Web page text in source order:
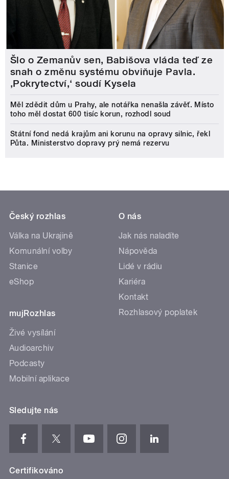
Šlo o Zemanův sen, Babišova vláda teď ze
snah o změnu systému obviňuje Pavla.
‚Pokrytectví,‘ soudí Kysela
Měl zdědit dům u Prahy, ale notářka nenašla závěť. Místo
toho měl dostat 600 tisíc korun, rozhodl soud
Státní fond nedá krajům ani korunu na opravy silnic, řekl
Půta. Ministerstvo dopravy prý nemá rezervu
Český rozhlas
Válka na Ukrajině
Komunální volby
Stanice
eShop
mujRozhlas
Živé vysílání
Audioarchiv
Podcasty
Mobilní aplikace
O nás
Jak nás naladíte
Nápověda
Lidé v rádiu
Kariéra
Kontakt
Rozhlasový poplatek
Sledujte nás
Certifikováno